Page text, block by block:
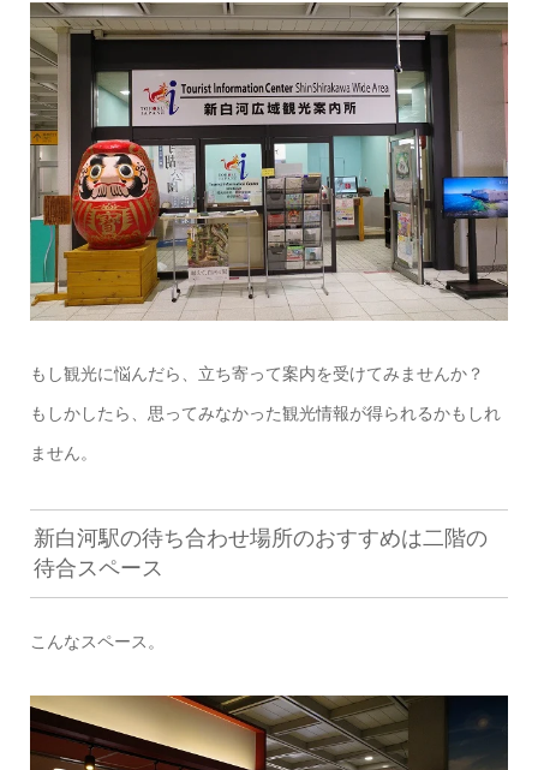
もし観光に悩んだら、立ち寄って案内を受けてみませんか？
もしかしたら、思ってみなかった観光情報が得られるかもしれ
ません。
新白河駅の待ち合わせ場所のおすすめは二階の
待合スペース
こんなスペース。